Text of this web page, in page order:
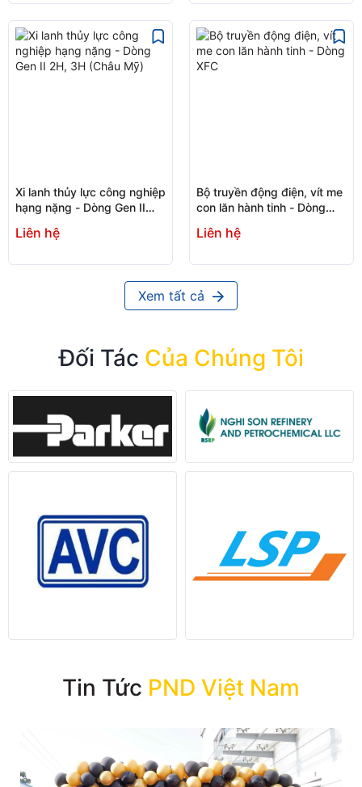
Xi lanh thủy lực công nghiệp
hạng nặng - Dòng Gen II
Liên hệ
Bộ truyền động điện, vít me
con lăn hành tinh - Dòng
Liên hệ
Xem tất cả
Đối Tác Của Chúng Tôi
Tin Tức PND Việt Nam